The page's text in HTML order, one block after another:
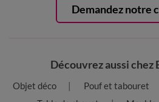
Demandez notre
Découvrez aussi chez
Objet déco Pouf et tabouret